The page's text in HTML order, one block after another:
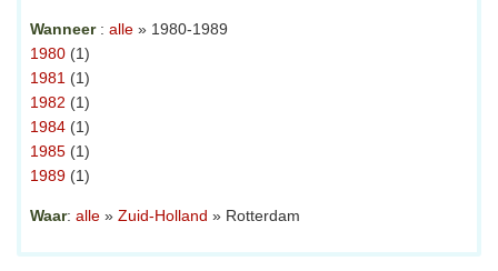
Wanneer : alle » 1980-1989
1980 (1)
1981 (1)
1982 (1)
1984 (1)
1985 (1)
1989 (1)
Waar: alle » Zuid-Holland » Rotterdam